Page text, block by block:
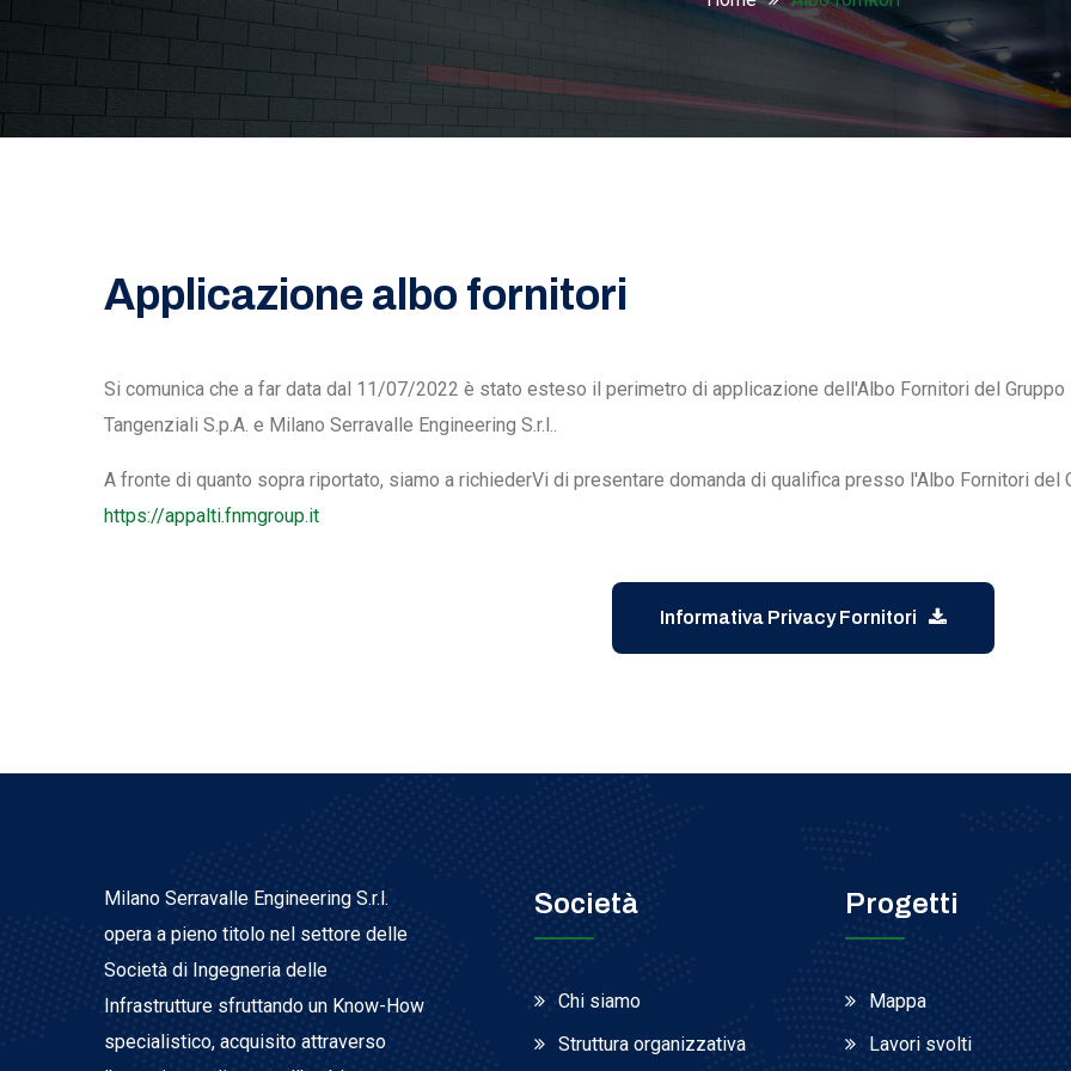
Applicazione albo fornitori
Si comunica che a far data dal 11/07/2022 è stato esteso il perimetro di applicazione dell'Albo Fornitori del
Tangenziali S.p.A. e Milano Serravalle Engineering S.r.l..
A fronte di quanto sopra riportato, siamo a richiederVi di presentare domanda di qualifica presso l'Albo Fornitori del
https://appalti.fnmgroup.it
Informativa Privacy Fornitori
Milano Serravalle Engineering S.r.l.
opera a pieno titolo nel settore delle
Società di Ingegneria delle
Infrastrutture sfruttando un Know-How
specialistico, acquisito attraverso
Società
Chi siamo
Struttura organizzativa
Progetti
Mappa
Lavori svolti